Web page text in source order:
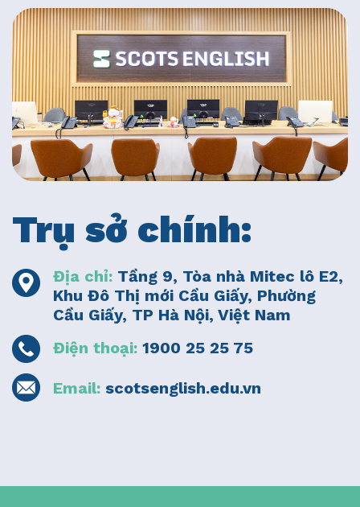
Trụ sở chính:
Địa chỉ: Tầng 9, Tòa nhà Mitec lô E2,
Khu Đô Thị mới Cầu Giấy, Phường
Cầu Giấy, TP Hà Nội, Việt Nam
Điện thoại: 1900 25 25 75
Email: scotsenglish.edu.vn